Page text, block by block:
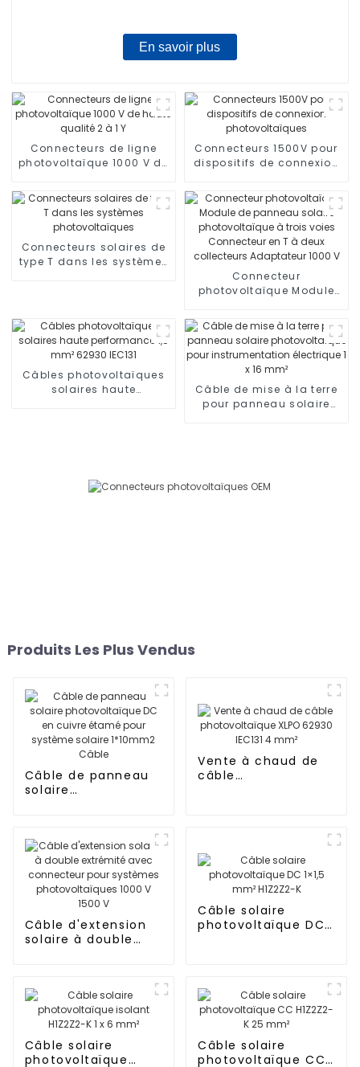
En savoir plus
Connecteurs de ligne
photovoltaïque 1000 V de
Connecteurs 1500V pour
dispositifs de connexion
Connecteurs solaires de
type T dans les systèmes
Connecteur
photovoltaïque Module
photovoltaïque à trois
voies Connecteur en T à
deux collecteurs
Adaptateur 1000 V
Câbles photovoltaïques
solaires haute
Câble de mise à la terre
pour panneau solaire
Produits Les Plus Vendus
Câble de panneau
solaire
solaire 1*10mm2
Câble
Vente à chaud de
câble
Câble d'extension
solaire à double
photovoltaïques
1000 V 1500 V
Câble solaire
photovoltaïque DC
Câble solaire
photovoltaïque
Câble solaire
photovoltaïque CC